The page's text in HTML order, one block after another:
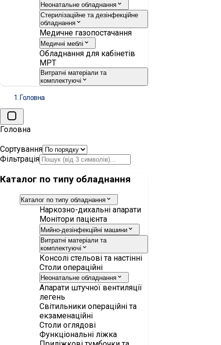
Неонатальне обладнання
Стерилізаційне та дезінфекційне
обладнання
Медичне газопостачання
Медичні меблі
Обладнання для кабінетів
МРТ
Витратні матеріали та
комплектуючі
Головна
Головна
Сортування
Фільтрація
Каталог по типу обладнання
Каталог по типу обладнання
Наркозно-дихальні апарати
Монітори пацієнта
Мийно-дезінфекційні машини
Витратні матеріали та
комплектуючі
Консолі стельові та настінні
Столи операційні
Неонатальне обладнання
Апарати штучної вентиляції
легень
Світильники операційні та
екзаменаційні
Столи оглядові
Функціональні ліжка